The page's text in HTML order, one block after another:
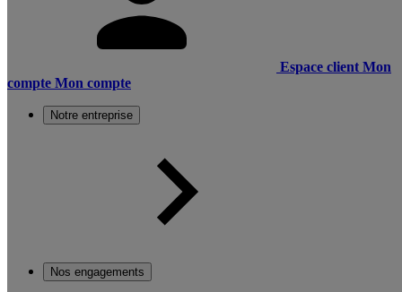
Espace client Mon
compte Mon compte
Notre entreprise
Nos engagements